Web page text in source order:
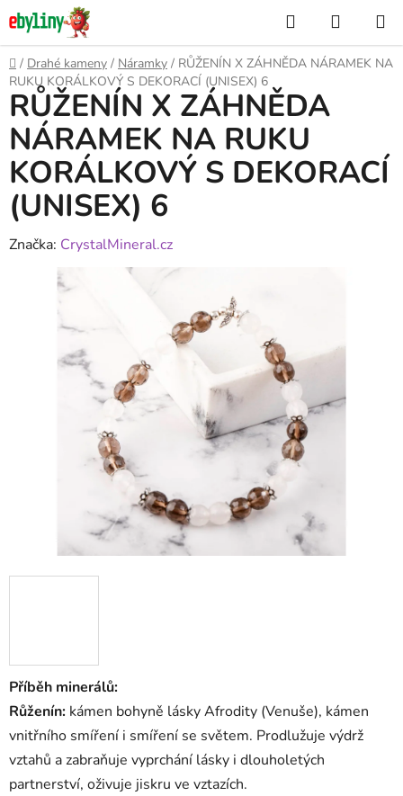
Přejít
na
obsah
Hledat
KOŠÍK
Domů
/ Drahé kameny / Náramky / RŮŽENÍN X ZÁHNĚDA NÁRAMEK NA
RUKU KORÁLKOVÝ S DEKORACÍ (UNISEX) 6
Příběh minerálů:
Růženín: kámen bohyně lásky Afrodity (Venuše), kámen
vnitřního smíření i smíření se světem. Prodlužuje výdrž
vztahů a zabraňuje vyprchání lásky i dlouholetých
partnerství, oživuje jiskru ve vztazích.
RŮŽENÍN X ZÁHNĚDA
NÁRAMEK NA RUKU
KORÁLKOVÝ S DEKORACÍ
(UNISEX) 6
Značka: CrystalMineral.cz